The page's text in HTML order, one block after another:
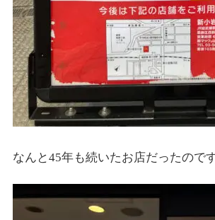
なんと45年も続いたお店だったので